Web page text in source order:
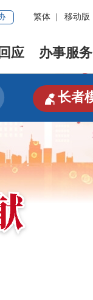
繁体 移动版
应 办事服务
长者